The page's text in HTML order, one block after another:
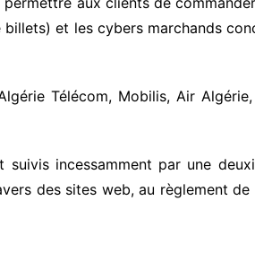
et les cybers marchands
Télécom, Mobilis, Air Algérie,
incessamment par une
des sites web, au règlement de